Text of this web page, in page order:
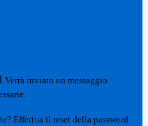
Verrà inviato un messaggio
Effettua il reset della password